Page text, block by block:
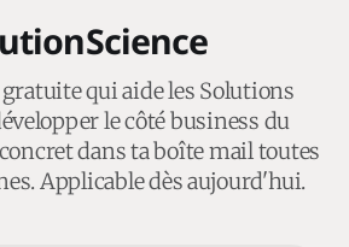
qui aide les Solutions
le côté business du
dans ta boîte mail toutes
Applicable dès aujourd'hui.